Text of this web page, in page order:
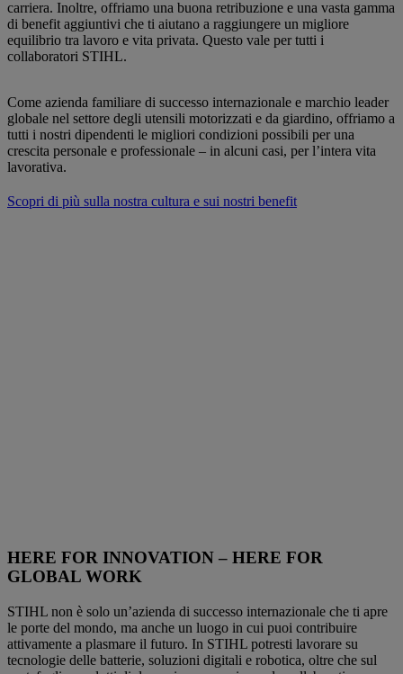
carriera. Inoltre, offriamo una buona retribuzione e una vasta gamma
di benefit aggiuntivi che ti aiutano a raggiungere un migliore
equilibrio tra lavoro e vita privata. Questo vale per tutti i
collaboratori STIHL.
Come azienda familiare di successo internazionale e marchio leader
globale nel settore degli utensili motorizzati e da giardino, offriamo a
tutti i nostri dipendenti le migliori condizioni possibili per una
crescita personale e professionale – in alcuni casi, per l’intera vita
lavorativa.
Scopri di più sulla nostra cultura e sui nostri benefit
HERE FOR INNOVATION – HERE FOR
GLOBAL WORK
STIHL non è solo un’azienda di successo internazionale che ti apre
le porte del mondo, ma anche un luogo in cui puoi contribuire
attivamente a plasmare il futuro. In STIHL potresti lavorare su
tecnologie delle batterie, soluzioni digitali e robotica, oltre che sul